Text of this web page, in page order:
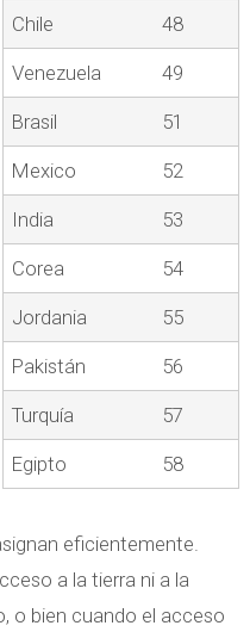
Chile 48
Venezuela 49
Brasil 51
Mexico 52
India 53
Corea 54
Jordania 55
Pakistán 56
Turquía 57
Egipto 58
eficientemente.
a la tierra ni a la
o bien cuando el acceso